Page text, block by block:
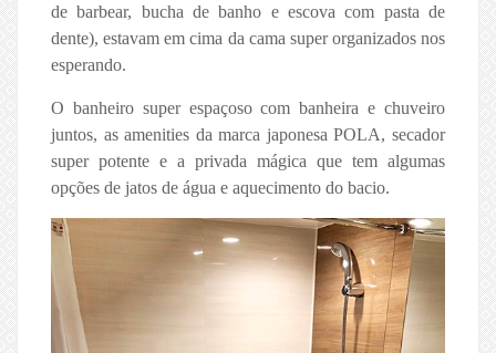
de barbear, bucha de banho e escova com pasta de
dente), estavam em cima da cama super organizados nos
esperando.
O banheiro super espaçoso com banheira e chuveiro
juntos, as amenities da marca japonesa POLA, secador
super potente e a privada mágica que tem algumas
opções de jatos de água e aquecimento do bacio.